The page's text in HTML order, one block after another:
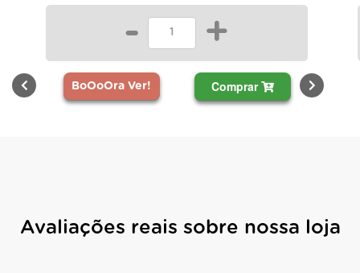
+
BoOoOra Ver! Comprar
Avaliações reais sobre nossa loja